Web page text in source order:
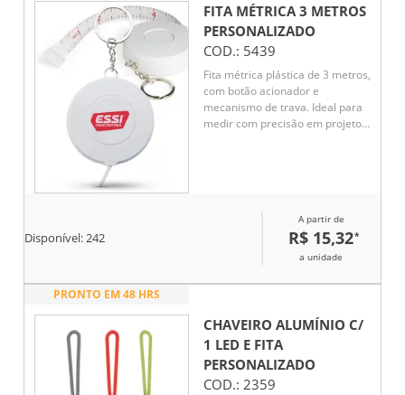
FITA MÉTRICA 3 METROS
PERSONALIZADO
COD.: 5439
Fita métrica plástica de 3 metros,
com botão acionador e
mecanismo de trava. Ideal para
medir com precisão em projetos
confiança com seu mecanismo
Disponível:242
A partir de
R$ 15,32*
a unidade
PRONTO EM 48 HRS
CHAVEIRO ALUMÍNIO C/
1 LED E FITA
PERSONALIZADO
COD.: 2359